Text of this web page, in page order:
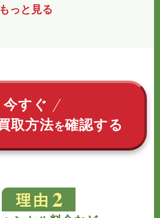
もっと見る
今すぐ
取方法を確認する